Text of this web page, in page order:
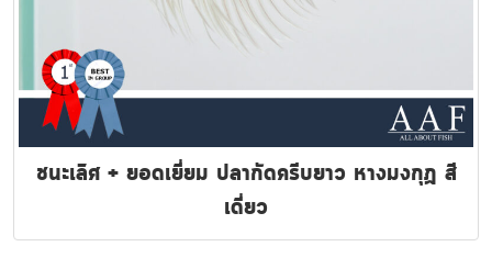
ชนะเลิศ + ยอดเยี่ยม ปลากัดครีบยาว หางมงกุฏ สี
เดี่ยว